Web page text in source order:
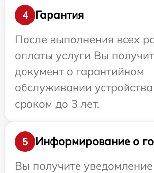
4
Гарантия
После выполнения всех
оплаты услуги Вы
документ о гарантийном
обслуживании
сроком до 3 лет.
5
Информирование о
Вы получите